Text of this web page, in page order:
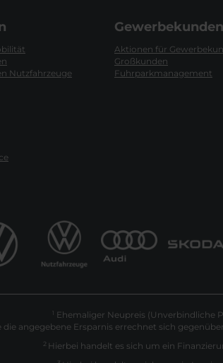
Nutzfahrzeuge
Gewerbekunden
Aktionen für
Großkunden
Fuhrparkmanagement
1 Ehemaliger Neupreis (Unverbindliche
angegebene Ersparnis errechnet sich
2 Hierbei handelt es sich um ein